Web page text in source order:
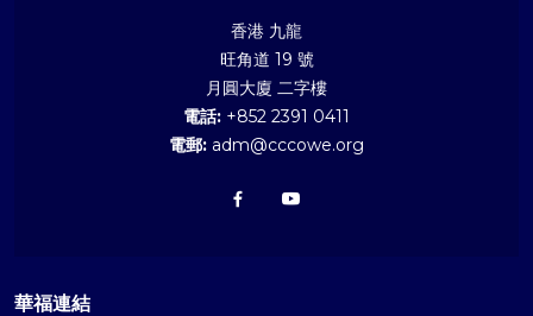
香港 九龍
旺角道 19 號
月圓大廈 二字樓
電話: +852 2391 0411
電郵: adm@cccowe.org
華福連結